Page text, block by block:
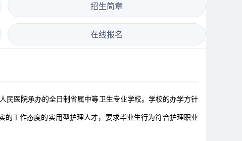
招生简章
在线报名
医院承办的全日制省属中等卫生专业学校。学校的办学方针
工作态度的实用型护理人才，要求毕业生行为符合护理职业